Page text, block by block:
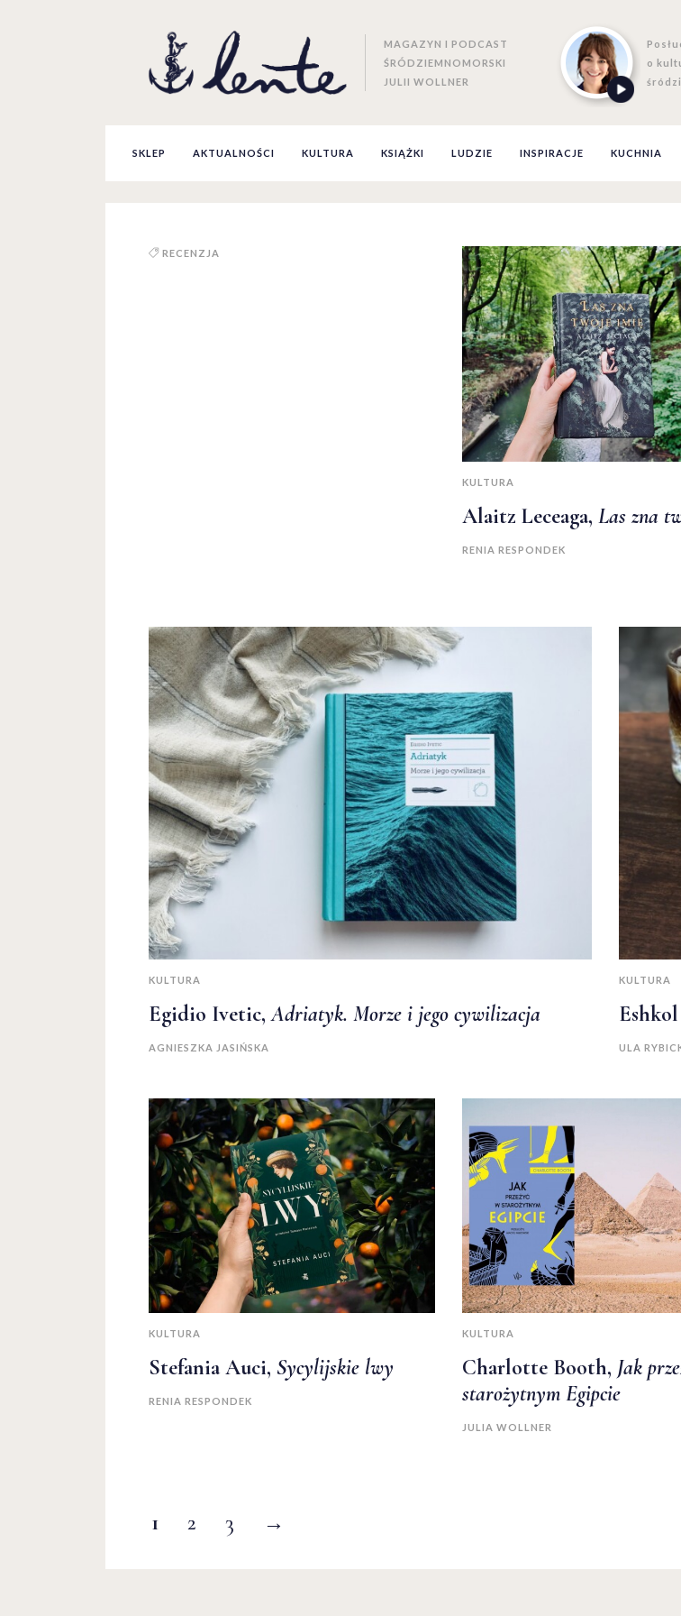
MAGAZYN I PODCAST
ŚRÓDZIEMNOMORSKI
JULII WOLLNER
o
SKLEP AKTUALNOŚCI KULTURA KSIĄŻKI LUDZIE INSPIRACJE KUCHNIA
RECENZJA
KULTURA
Alaitz Leceaga, Las zna
RENIA RESPONDEK
KULTURA
Egidio Ivetic,Adriatyk. Morze i jego cywilizacja
AGNIESZKA JASIŃSKA
KULTURA
ULA
KULTURA
Stefania Auci, Sycylijskie lwy
RENIA RESPONDEK
KULTURA
Charlotte Booth, Jak
starożytnym Egipcie
JULIA WOLLNER
1 2 3 →